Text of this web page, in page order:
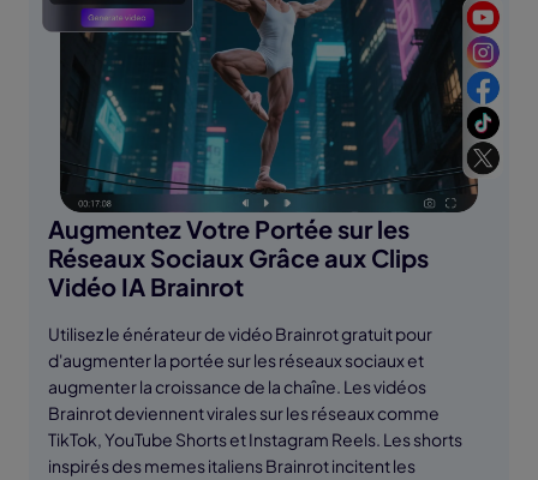
Augmentez Votre Portée sur les
Réseaux Sociaux Grâce aux Clips
Vidéo IA Brainrot
Utilisez le énérateur de vidéo Brainrot gratuit pour
d'augmenter la portée sur les réseaux sociaux et
augmenter la croissance de la chaîne. Les vidéos
Brainrot deviennent virales sur les réseaux comme
TikTok, YouTube Shorts et Instagram Reels. Les shorts
inspirés des memes italiens Brainrot incitent les